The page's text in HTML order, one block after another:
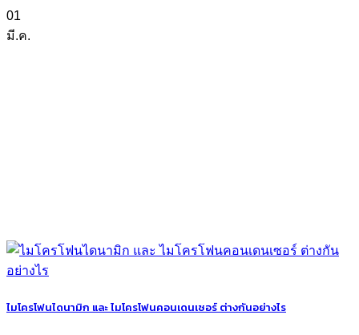
01
มี.ค.
ไมโครโฟนไดนามิก และ ไมโครโฟนคอนเดนเซอร์ ต่างกันอย่างไร